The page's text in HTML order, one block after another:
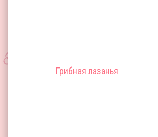
Грибная лазанья